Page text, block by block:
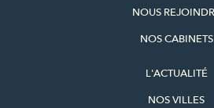
NOUS
NOS CABINETS
L'ACTUALITÉ
NOS VILLES